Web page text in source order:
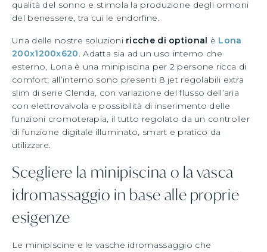
qualità del sonno e stimola la produzione degli ormoni
del benessere, tra cui le endorfine.
Una delle nostre soluzioni ricche di optional è Lona
200x1200x620. Adatta sia ad un uso interno che
esterno, Lona è una minipiscina per 2 persone ricca di
comfort: all’interno sono presenti 8 jet regolabili extra
slim di serie Clenda, con variazione del flusso dell’aria
con elettrovalvola e possibilità di inserimento delle
funzioni cromoterapia, il tutto regolato da un controller
di funzione digitale illuminato, smart e pratico da
utilizzare.
Scegliere la minipiscina o la vasca
idromassaggio in base alle proprie
esigenze
Le minipiscine e le vasche idromassaggio che